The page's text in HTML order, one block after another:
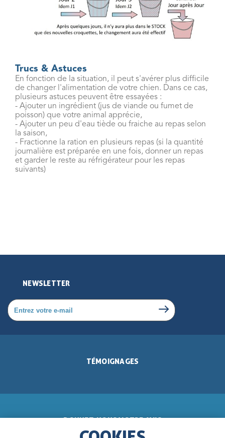
Trucs & Astuces
En fonction de la situation, il peut s'avérer plus difficile
de changer l'alimentation de votre chien. Dans ce cas,
plusieurs astuces peuvent être essayées :
- Ajouter un ingrédient (jus de viande ou fumet de
poisson) que votre animal apprécie,
- Ajouter un peu d'eau tiède ou fraiche au repas selon
la saison,
- Fractionne la ration en plusieurs repas (si la quantité
journalière est préparée en une fois, donner un repas
et garder le reste au réfrigérateur pour les repas
suivants)
NEWSLETTER
TÉMOIGNAGES
DONNEZ-NOUS VOTRE AVIS